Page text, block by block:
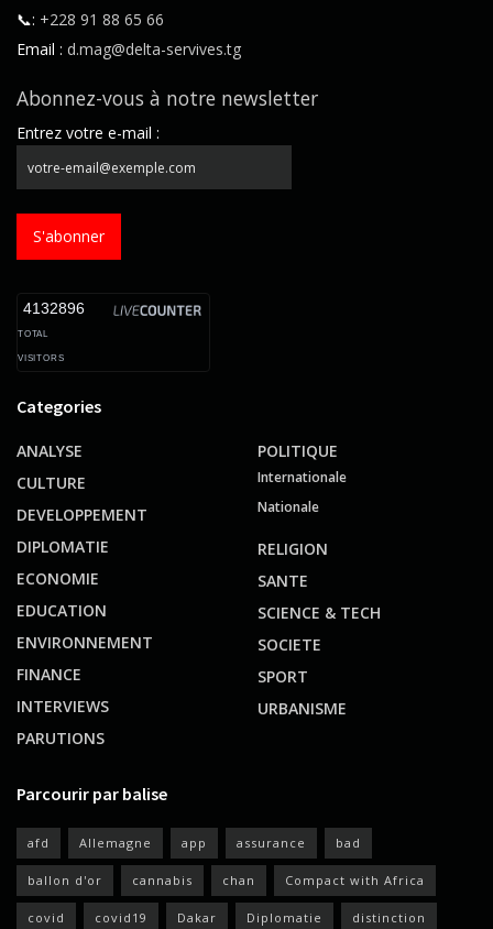
📞: +228 91 88 65 66
Email : d.mag@delta-servives.tg
Abonnez-vous à notre newsletter
Entrez votre e-mail :
S'abonner
4132896
TOTAL
VISITORS
Categories
ANALYSE
CULTURE
DEVELOPPEMENT
DIPLOMATIE
ECONOMIE
EDUCATION
ENVIRONNEMENT
FINANCE
INTERVIEWS
PARUTIONS
POLITIQUE
Internationale
Nationale
RELIGION
SANTE
SCIENCE & TECH
SOCIETE
SPORT
URBANISME
Parcourir par balise
afd Allemagne app assurance bad
ballon d'or cannabis chan Compact with Africa
covid covid19 Dakar Diplomatie distinction